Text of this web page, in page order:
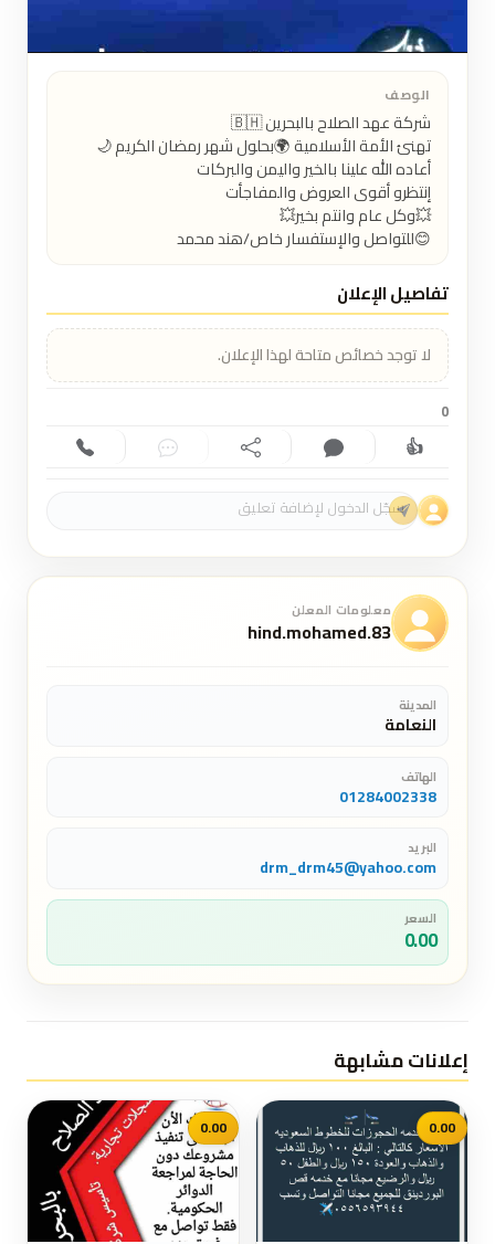
الوصف
شركة عهد الصلاح بالبحرين ⁦🇧🇭⁩
💥وكل عام وانتم بخير💥
😊للتواصل والإستفسار خاص/هند محمد
تفاصيل الإعلان
لا توجد خصائص متاحة لهذا الإعلان.
0
👍إعجاب (0) تعليق (0) مشاركة دردشة اتصال
معلومات المعلن
hind.mohamed.83
المدينة
النعامة
الهاتف
01284002338
البريد
drm_drm45@yahoo.com
السعر
0.00
إعلانات مشابهة
0.00
0.00